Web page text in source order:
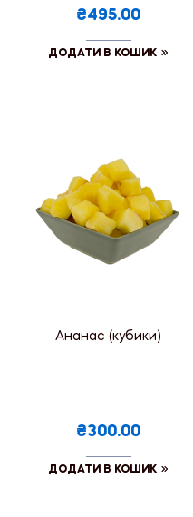
₴495.00
ДОДАТИ В КОШИК
Ананас (кубики)
₴300.00
ДОДАТИ В КОШИК